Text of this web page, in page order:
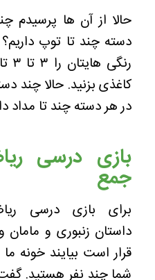
حالا از آن ها پرسیدم
دسته چند تا توپ
در هر دسته چند تا مداد
بازی درسی
جمع
برای بازی درسی
داستان زنبوری و مامان
قرار است بیایند خونه